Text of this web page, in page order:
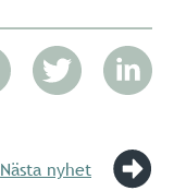
Nästa nyhet